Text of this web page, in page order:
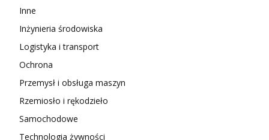
Inne
Inżynieria środowiska
Logistyka i transport
Ochrona
Przemysł i obsługa maszyn
Rzemiosło i rękodzieło
Samochodowe
Technologia żywności